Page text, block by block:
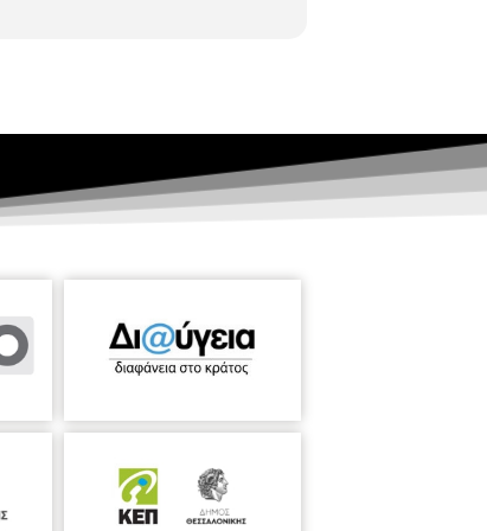
εκείνη την περίοδο. Έργα
κράτος το 1912 όπου μαζί με
κατασκεύασε: την τριετία
το 1925-1927 το
μπύρας της «Όλυμπος-
Ντεπώ, εκεί ήταν οι
η πρώτη εργασία του, η
κυβέρνηση του αναθέτει την
Σχολή του Πανεπιστημίου. Το
τα σημαντικότερα δημόσια
Μουσείο, το Καρίπειον
Δείγματα όλα εκλεκτικιστικής
βασιλέα της Ιταλίας Βιττόριο
στο Γενί Τζαμί. Ο Βιταλιάνο